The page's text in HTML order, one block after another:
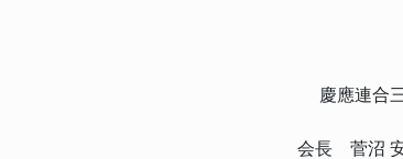
慶應連合
会長 菅沼